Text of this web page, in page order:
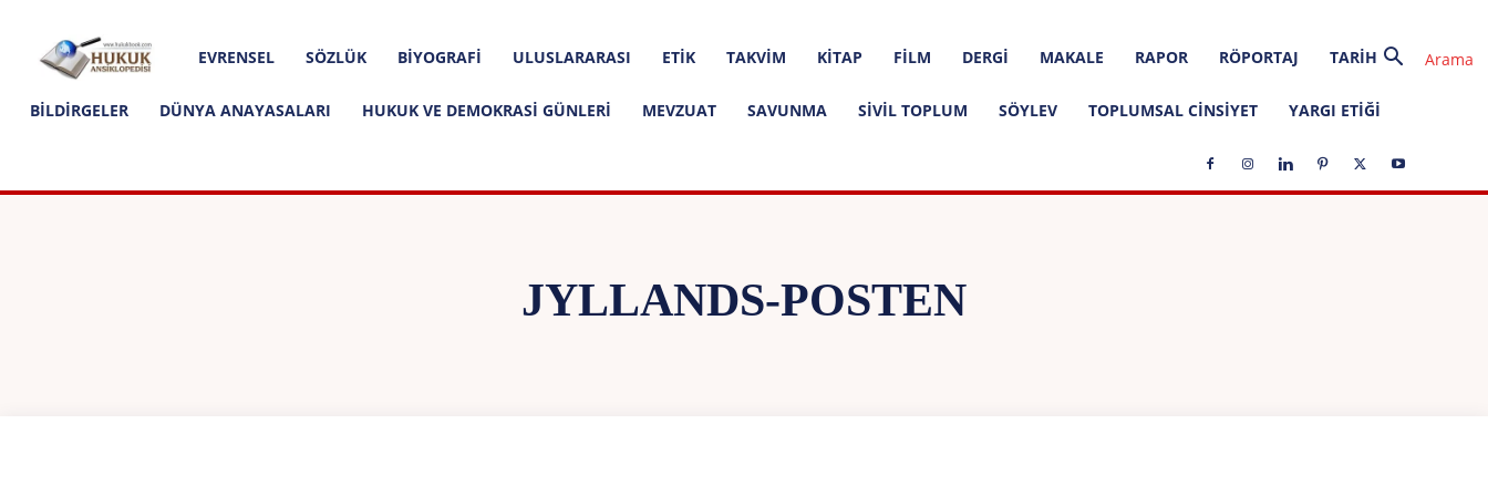
Hukuk
Ansiklopedisi
EVRENSEL SÖZLÜK BIYOGRAFI ULUSLARARASI ETIK TAKVIM KITAP FILM DERGI MAKALE RAPOR RÖPORTAJ TARIH
BILDIRGELER DÜNYA ANAYASALARI HUKUK VE DEMOKRASI GÜNLERI MEVZUAT SAVUNMA SIVIL TOPLUM SÖYLEV TOPLUMSAL CINSIYET YARGI ETIĞI
JYLLANDS-POSTEN